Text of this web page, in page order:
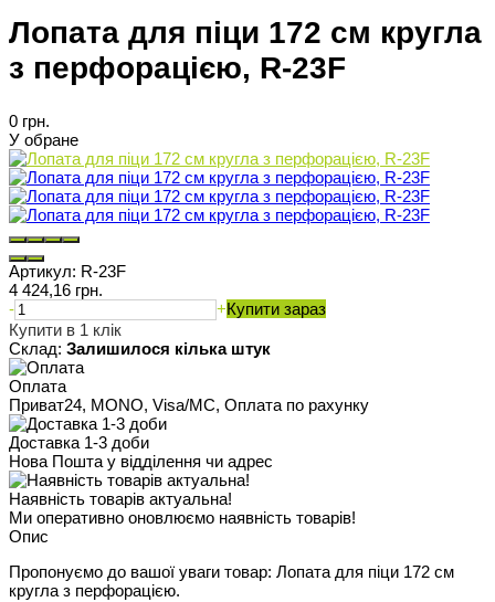
Лопата для піци 172 см кругла
з перфорацією, R-23F
0 грн.
У обране
Артикул: R-23F
4 424,16 грн.
-
+Купити зараз
Купити в 1 клік
Склад: Залишилося кілька штук
Оплата
Приват24, MONO, Visa/MC, Оплата по рахунку
Доставка 1-3 доби
Нова Пошта у відділення чи адрес
Наявність товарів актуальна!
Ми оперативно оновлюємо наявність товарів!
Опис
Пропонуємо до вашої уваги товар: Лопата для піци 172 см
кругла з перфорацією.